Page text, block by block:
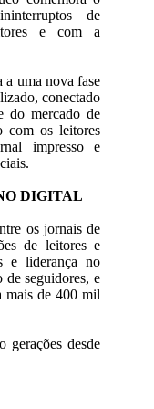
de
e com a
a uma nova fase
conectado
do mercado de
com os leitores
impresso e
DIGITAL
os jornais de
de leitores e
e liderança no
seguidores, e
mais de 400 mil
gerações desde